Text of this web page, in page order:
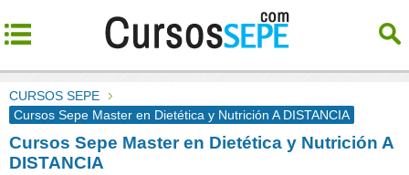
CURSOS SEPE
Cursos Sepe Master en Dietética y Nutrición A DISTANCIA
Cursos Sepe Master en Dietética y Nutrición A
DISTANCIA